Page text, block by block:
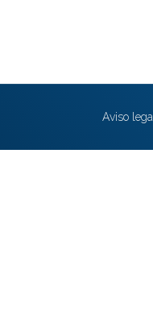
Aviso legal